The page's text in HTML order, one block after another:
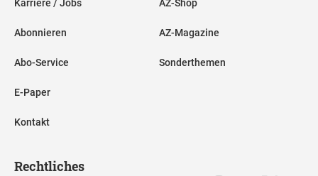
Karriere / Jobs
Abonnieren
Abo-Service
E-Paper
Kontakt
AZ-Shop
AZ-Magazine
Sonderthemen
Rechtliches